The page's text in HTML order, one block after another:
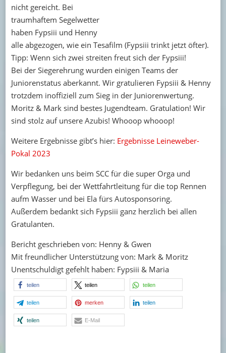
nicht gereicht. Bei
traumhaftem Segelwetter
haben Fypsiii und Henny
alle abgezogen, wie ein Tesafilm (Fypsiii trinkt jetzt öfter).
Tipp: Wenn sich zwei streiten freut sich der Fypsiii!
Bei der Siegerehrung wurden einigen Teams der
Juniorenstatus aberkannt. Wir gratulieren Fypsiii & Henny
trotzdem inoffiziell zum Sieg in der Juniorenwertung.
Moritz & Mark sind bestes Jugendteam. Gratulation! Wir
sind stolz auf unsere Azubis! Whooop whooop!
Weitere Ergebnisse gibt’s hier: Ergebnisse Leineweber-
Pokal 2023
Wir bedanken uns beim SCC für die super Orga und
Verpflegung, bei der Wettfahrtleitung für die top Rennen
aufm Wasser und bei Ela fürs Autosponsoring.
Außerdem bedankt sich Fypsiii ganz herzlich bei allen
Gratulanten.
Bericht geschrieben von: Henny & Gwen
Mit freundlicher Unterstützung von: Mark & Moritz
Unentschuldigt gefehlt haben: Fypsiii & Maria
teilen teilen teilen
teilen merken teilen
teilen E-Mail